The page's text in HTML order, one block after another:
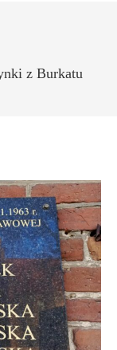
z Burkatu